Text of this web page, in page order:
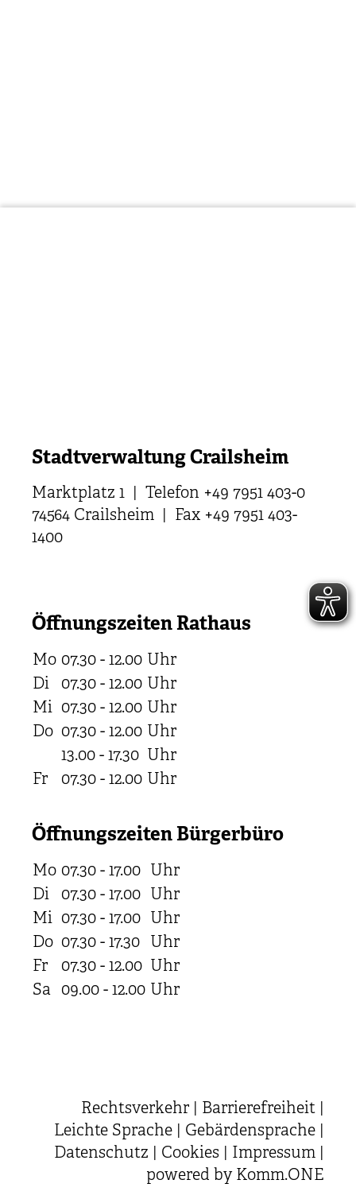
Stadtverwaltung Crailsheim
Marktplatz 1 | Telefon +49 7951 403-0
74564 Crailsheim | Fax +49 7951 403-
1400
Öffnungszeiten Rathaus
Mo 07.30 - 12.00 Uhr
Di
07.30 - 12.00 Uhr
Mi 07.30 - 12.00 Uhr
Do 07.30 - 12.00 Uhr
13.00 - 17.30 Uhr
Fr
07.30 - 12.00 Uhr
Öffnungszeiten Bürgerbüro
Mo 07.30 - 17.00 Uhr
Di
07.30 - 17.00 Uhr
Mi 07.30 - 17.00 Uhr
Do 07.30 - 17.30 Uhr
Fr
07.30 - 12.00 Uhr
Sa 09.00 - 12.00 Uhr
Rechtsverkehr Barrierefreiheit
Leichte Sprache
Gebärdensprache
Datenschutz
Cookies Impressum
powered by Komm.ONE